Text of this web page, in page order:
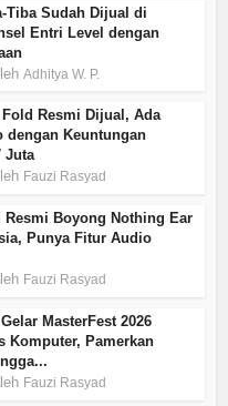
Tiba Sudah Dijual di
Entri Level dengan
Adhitya W. P.
Resmi Dijual, Ada
dengan Keuntungan
Juta
Fauzi Rasyad
Resmi Boyong Nothing Ear
Punya Fitur Audio
Fauzi Rasyad
MasterFest 2026
Komputer, Pamerkan
Fauzi Rasyad